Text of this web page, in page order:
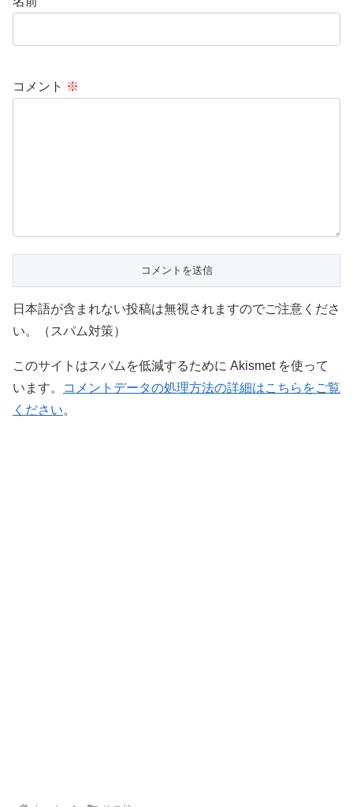
コメント ※
日本語が含まれない投稿は無視されますのでご注意くださ
い。（スパム対策）
このサイトはスパムを低減するために Akismet を使って
います。
コメントデータの処理方法の詳細はこちらをご覧
ください。